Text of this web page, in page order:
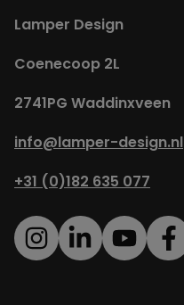
Lamper Design
Coenecoop 2L
2741PG Waddinxveen
info@lamper-design.nl
+31 (0)182 635 077